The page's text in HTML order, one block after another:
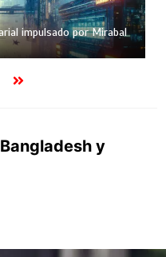
impulsado por Mirabal
y